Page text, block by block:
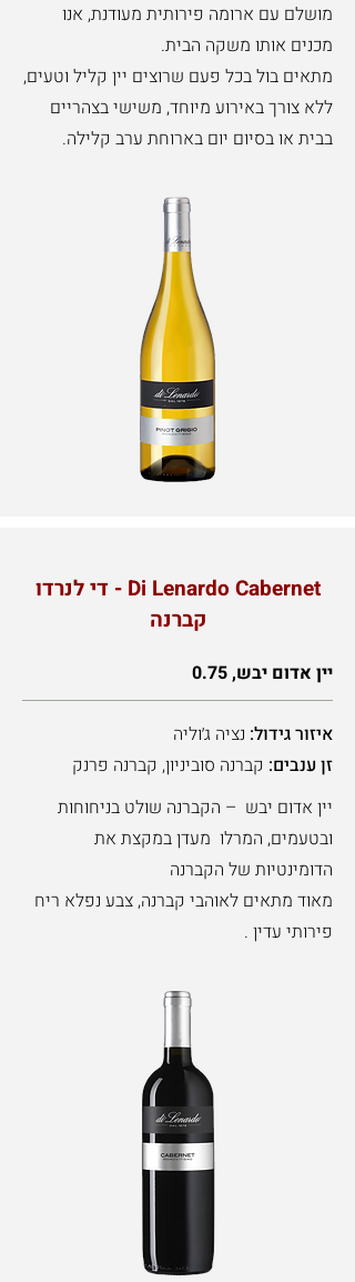
מושלם עם ארומה פירותית מעודנת, אנו
מכנים אותו משקה הבית.
מתאים בול בכל פעם שרוצים יין קליל וטעים,
ללא צורך באירוע מיוחד, משישי בצהריים
בבית או בסיום יום בארוחת ערב קלילה.
Di Lenardo Cabernet - די לנרדו
קברנה
יין אדום יבש, 0.75
איזור גידול: נציה ג׳וליה
זן ענבים: קברנה סוביניון, קברנה פרנק
יין אדום יבש – הקברנה שולט בניחוחות
ובטעמים, המרלו מעדן במקצת את
הדומינטיות של הקברנה
מאוד מתאים לאוהבי קברנה, צבע נפלא ריח
פירותי עדין .